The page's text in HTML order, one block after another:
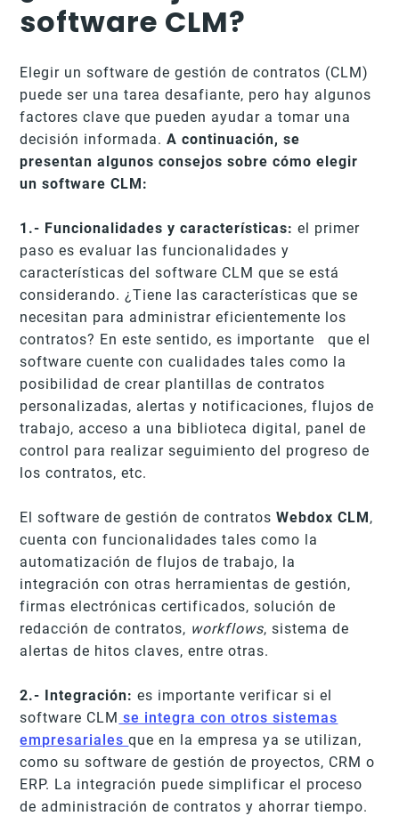
software CLM?
Elegir un software de gestión de contratos (CLM)
puede ser una tarea desafiante, pero hay algunos
factores clave que pueden ayudar a tomar una
decisión informada.A continuación, se
presentan algunos consejos sobre cómo elegir
un software CLM:
1.- Funcionalidades y características: el primer
paso es evaluar las funcionalidades y
características del software CLM que se está
considerando. ¿Tiene las características que se
necesitan para administrar eficientemente los
contratos? En este sentido, es importante que el
software cuente con cualidades tales como la
posibilidad de crear plantillas de contratos
personalizadas, alertas y notificaciones, flujos de
trabajo, acceso a una biblioteca digital, panel de
control para realizar seguimiento del progreso de
los contratos, etc.
El software de gestión de contratos Webdox CLM,
cuenta con funcionalidades tales como la
automatización de flujos de trabajo, la
integración con otras herramientas de gestión,
firmas electrónicas certificados, solución de
redacción de contratos, workflows, sistema de
alertas de hitos claves, entre otras.
2.- Integración:es importante verificar si el
software CLM se integra con otros sistemas
empresarialesque en la empresa ya se utilizan,
como su software de gestión de proyectos, CRM o
ERP. La integración puede simplificar el proceso
de administración de contratos y ahorrar tiempo.